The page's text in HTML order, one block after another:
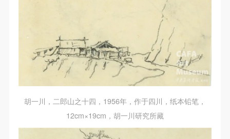
胡一川，二郎山之十四，1956年，作于四川，纸本铅笔，
12cm×19cm，胡一川研究所藏